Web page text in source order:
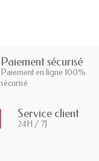
Paiement sécurisé
Paiement en ligne 100%
sécurisé
Service client
24H / 7J